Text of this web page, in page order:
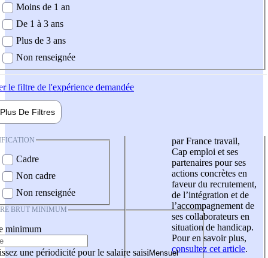
demandée
Moins de 1 an
De 1 à 3 ans
Plus de 3 ans
Non renseignée
le filtre de l'expérience demandée
Plus De Filtres
Cadre
Non cadre
Non renseignée
BRUT MINIMUM
minimum
une périodicité pour le salaire saisi
par France travail,
Cap emploi et ses
partenaires pour ses
actions concrètes en
faveur du recrutement,
de l’intégration et de
l’accompagnement de
ses collaborateurs en
situation de handicap.
Pour en savoir plus,
consultez cet article.